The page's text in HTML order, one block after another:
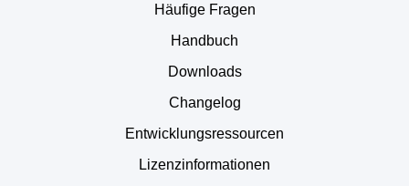
Häufige Fragen
Handbuch
Downloads
Changelog
Entwicklungsressourcen
Lizenzinformationen